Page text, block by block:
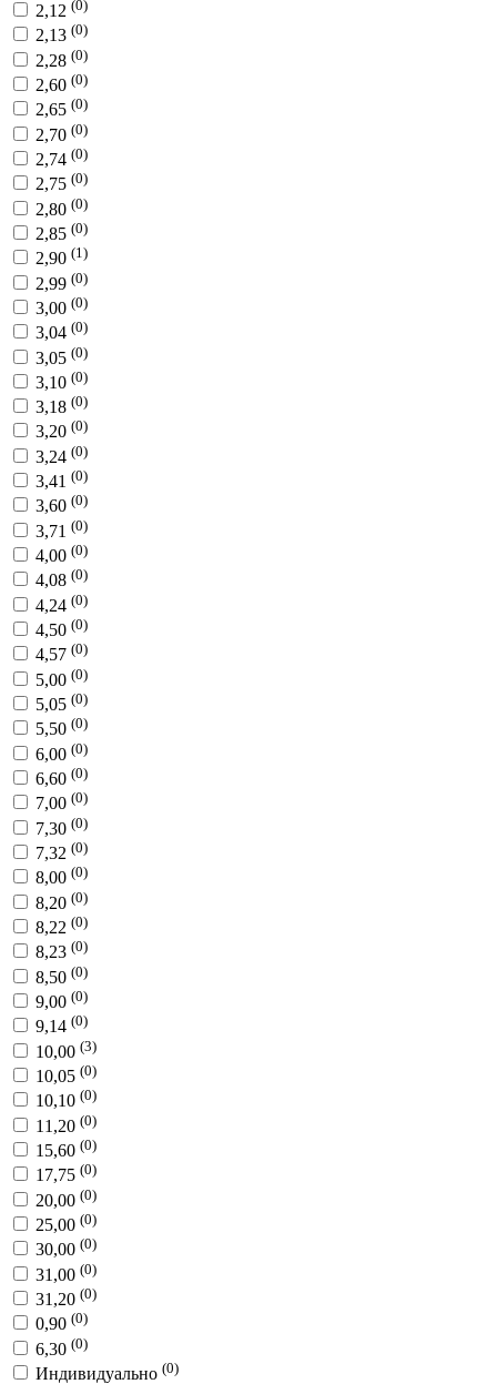
2,12 (0)
2,13 (0)
2,28 (0)
2,60 (0)
2,65 (0)
2,70 (0)
2,74 (0)
2,75 (0)
2,80 (0)
2,85 (0)
2,90 (1)
2,99 (0)
3,00 (0)
3,04 (0)
3,05 (0)
3,10 (0)
3,18 (0)
3,20 (0)
3,24 (0)
3,41 (0)
3,60 (0)
3,71 (0)
4,00 (0)
4,08 (0)
4,24 (0)
4,50 (0)
4,57 (0)
5,00 (0)
5,05 (0)
5,50 (0)
6,00 (0)
6,60 (0)
7,00 (0)
7,30 (0)
7,32 (0)
8,00 (0)
8,20 (0)
8,22 (0)
8,23 (0)
8,50 (0)
9,00 (0)
9,14 (0)
10,00 (3)
10,05 (0)
10,10 (0)
11,20 (0)
15,60 (0)
17,75 (0)
20,00 (0)
25,00 (0)
30,00 (0)
31,00 (0)
31,20 (0)
0,90 (0)
6,30 (0)
Индивидуально (0)